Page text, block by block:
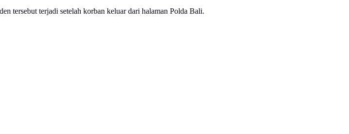
tersebut terjadi setelah korban keluar dari halaman Polda Bali.